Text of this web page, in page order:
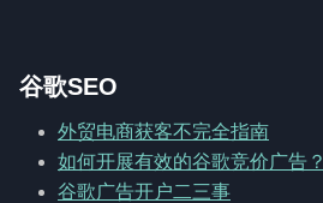
谷歌SEO
外贸电商获客不完全指南
如何开展有效的谷歌竞价广告？
谷歌广告开户二三事